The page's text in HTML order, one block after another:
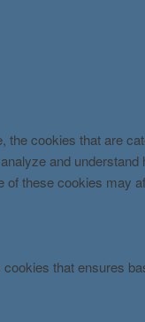
cookies that are
and
these cookies may
that ensures